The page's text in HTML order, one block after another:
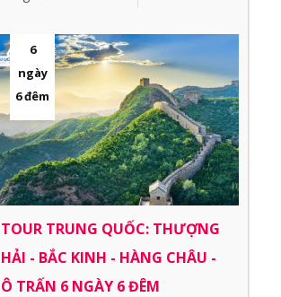
6
ngày
6 đêm
TOUR TRUNG QUỐC: THƯỢNG
HẢI - BẮC KINH - HÀNG CHÂU -
Ô TRẤN 6 NGÀY 6 ĐÊM